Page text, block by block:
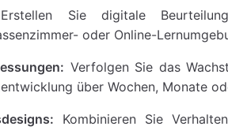
Sie digitale
oder Online-
Verfolgen Sie das
über Wochen, Monate
Kombinieren Sie